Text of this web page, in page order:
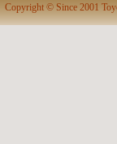
Copyright © Since 2001